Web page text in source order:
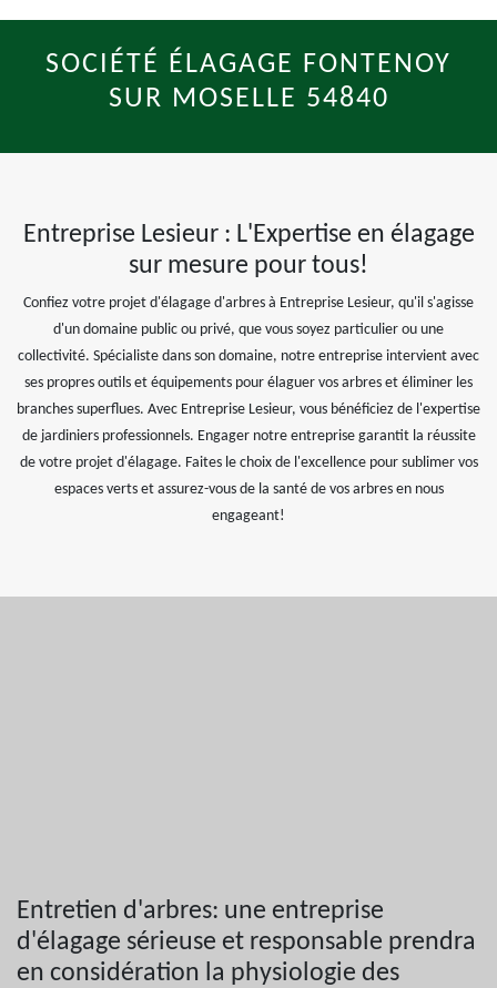
SOCIÉTÉ ÉLAGAGE FONTENOY
SUR MOSELLE 54840
Entreprise Lesieur : L'Expertise en élagage
sur mesure pour tous!
Confiez votre projet d'élagage d'arbres à Entreprise Lesieur, qu'il s'agisse
d'un domaine public ou privé, que vous soyez particulier ou une
collectivité. Spécialiste dans son domaine, notre entreprise intervient avec
ses propres outils et équipements pour élaguer vos arbres et éliminer les
branches superflues. Avec Entreprise Lesieur, vous bénéficiez de l'expertise
de jardiniers professionnels. Engager notre entreprise garantit la réussite
de votre projet d'élagage. Faites le choix de l'excellence pour sublimer vos
espaces verts et assurez-vous de la santé de vos arbres en nous
engageant!
Entretien d'arbres: une entreprise
d'élagage sérieuse et responsable prendra
en considération la physiologie des